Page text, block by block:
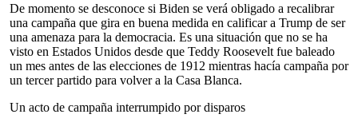
De momento se desconoce si Biden se verá obligado a recalibrar
una campaña que gira en buena medida en calificar a Trump de ser
una amenaza para la democracia. Es una situación que no se ha
visto en Estados Unidos desde que Teddy Roosevelt fue baleado
un mes antes de las elecciones de 1912 mientras hacía campaña por
un tercer partido para volver a la Casa Blanca.
Un acto de campaña interrumpido por disparos